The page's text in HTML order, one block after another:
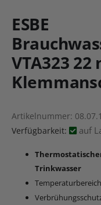
Bildgalerie
springen
der
Bildgalerie
springen
ESBE
VTA323 22
Artikelnummer
Verfügbarkeit:
auf
Trinkwasser
Temperaturbereich